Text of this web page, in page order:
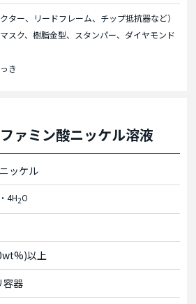
ター、リードフレーム、チップ抵抗器など）
樹脂金型、スタンパー、ダイヤモンド
き
ァミン酸ニッケル溶液
ッケル
・4H2O
以上
容器